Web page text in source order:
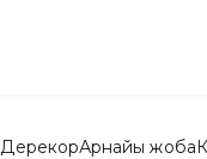
ДерекқорАрнайы жоба